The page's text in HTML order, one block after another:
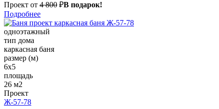
Проект от 4 800 ₽В подарок!
Подробнее
одноэтажный
тип дома
каркасная баня
размер (м)
6x5
площадь
26 м2
Проект
Ж-57-78